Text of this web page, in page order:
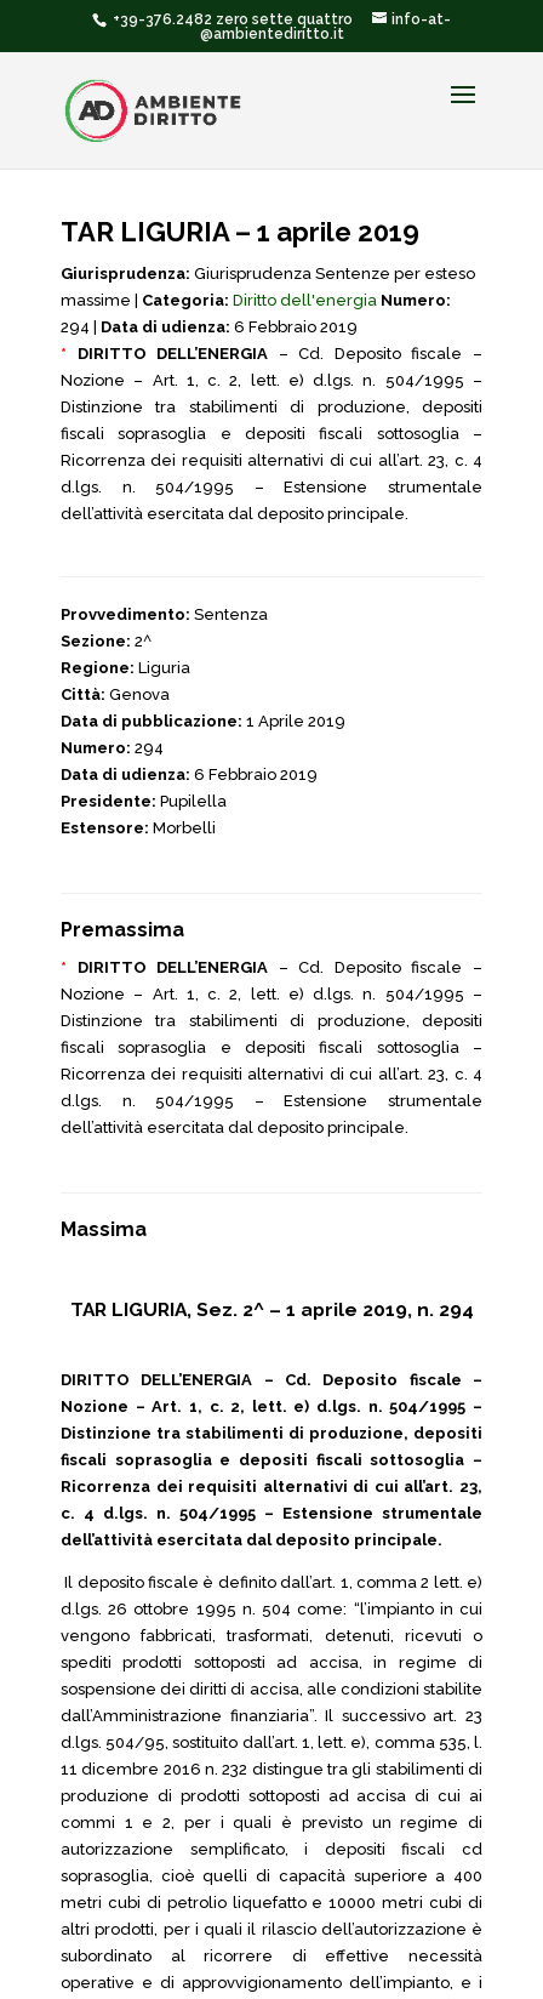
+39-376.2482 zero sette quattro
info-at-
@ambientediritto.it
TAR LIGURIA – 1 aprile 2019
Giurisprudenza: Giurisprudenza Sentenze per esteso
massime | Categoria: Diritto dell'energia Numero:
294 | Data di udienza: 6 Febbraio 2019
* DIRITTO DELL’ENERGIA – Cd. Deposito fiscale –
Nozione – Art. 1, c. 2, lett. e) d.lgs. n. 504/1995 –
Distinzione tra stabilimenti di produzione, depositi
fiscali soprasoglia e depositi fiscali sottosoglia –
Ricorrenza dei requisiti alternativi di cui all’art. 23, c. 4
d.lgs. n. 504/1995 – Estensione strumentale
dell’attività esercitata dal deposito principale.
Provvedimento: Sentenza
Sezione: 2^
Regione: Liguria
Città: Genova
Data di pubblicazione: 1 Aprile 2019
Numero: 294
Data di udienza: 6 Febbraio 2019
Presidente: Pupilella
Estensore: Morbelli
Premassima
* DIRITTO DELL’ENERGIA – Cd. Deposito fiscale –
Nozione – Art. 1, c. 2, lett. e) d.lgs. n. 504/1995 –
Distinzione tra stabilimenti di produzione, depositi
fiscali soprasoglia e depositi fiscali sottosoglia –
Ricorrenza dei requisiti alternativi di cui all’art. 23, c. 4
d.lgs. n. 504/1995 – Estensione strumentale
dell’attività esercitata dal deposito principale.
Massima
TAR LIGURIA, Sez. 2^ – 1 aprile 2019, n. 294
DIRITTO DELL’ENERGIA – Cd. Deposito fiscale –
Nozione – Art. 1, c. 2, lett. e) d.lgs. n. 504/1995 –
Distinzione tra stabilimenti di produzione, depositi
fiscali soprasoglia e depositi fiscali sottosoglia –
Ricorrenza dei requisiti alternativi di cui all’art. 23,
c. 4 d.lgs. n. 504/1995 – Estensione strumentale
dell’attività esercitata dal deposito principale.
Il deposito fiscale è definito dall’art. 1, comma 2 lett. e)
d.lgs. 26 ottobre 1995 n. 504 come: “l’impianto in cui
vengono fabbricati, trasformati, detenuti, ricevuti o
spediti prodotti sottoposti ad accisa, in regime di
sospensione dei diritti di accisa, alle condizioni stabilite
dall’Amministrazione finanziaria”. Il successivo art. 23
d.lgs. 504/95, sostituito dall’art. 1, lett. e), comma 535, l.
11 dicembre 2016 n. 232 distingue tra gli stabilimenti di
produzione di prodotti sottoposti ad accisa di cui ai
commi 1 e 2, per i quali è previsto un regime di
autorizzazione semplificato, i depositi fiscali cd
soprasoglia, cioè quelli di capacità superiore a 400
metri cubi di petrolio liquefatto e 10000 metri cubi di
altri prodotti, per i quali il rilascio dell’autorizzazione è
subordinato al ricorrere di effettive necessità
operative e di approvvigionamento dell’impianto, e i